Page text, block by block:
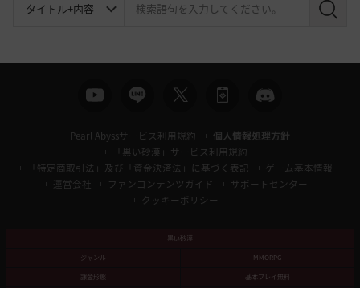
検
Pearl Abyssサービス利用規約
個人情報処理方針
「黒い砂漠」サービス利用規約
「特定商取引法」及び「資金決済法」に基づく表記
ゲーム基本情報
運営会社
ファンコンテンツガイド
サポートセンター
クッキーポリシー
黒い砂漠
ジャンル
MMORPG
課金形態
基本プレイ無料